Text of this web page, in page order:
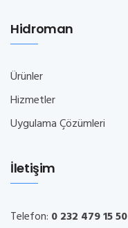
Hidroman
Ürünler
Hizmetler
Uygulama Çözümleri
İletişim
Telefon: 0 232 479 15 50